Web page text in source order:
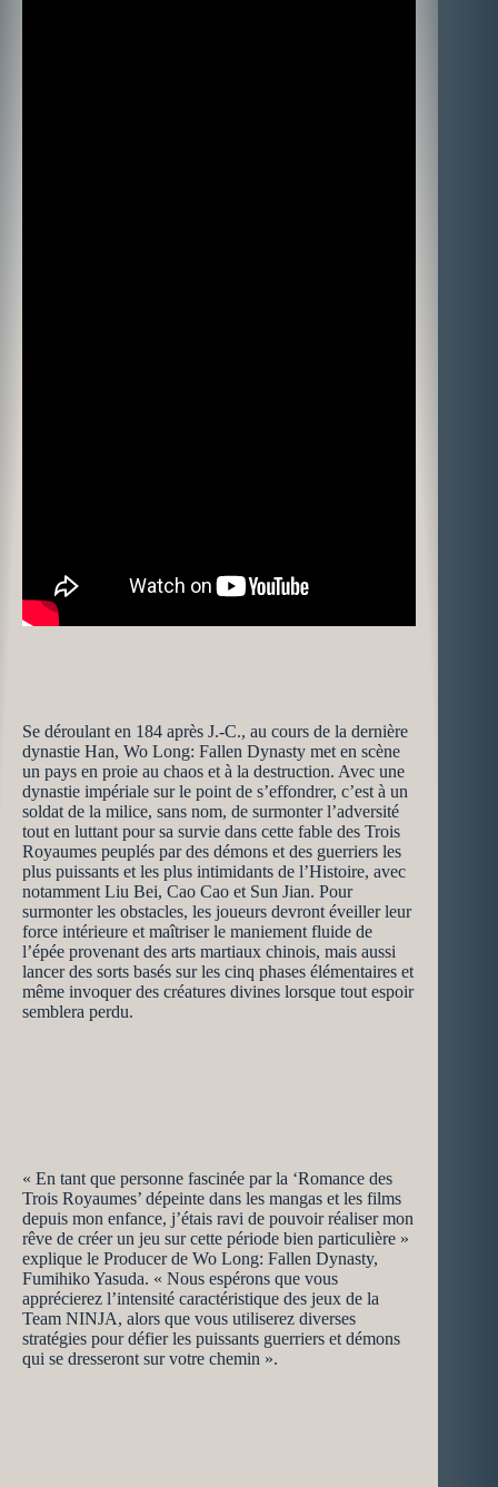
Se déroulant en 184 après J.-C., au cours de la dernière
dynastie Han, Wo Long: Fallen Dynasty met en scène
un pays en proie au chaos et à la destruction. Avec une
dynastie impériale sur le point de s’effondrer, c’est à un
soldat de la milice, sans nom, de surmonter l’adversité
tout en luttant pour sa survie dans cette fable des Trois
Royaumes peuplés par des démons et des guerriers les
plus puissants et les plus intimidants de l’Histoire, avec
notamment Liu Bei, Cao Cao et Sun Jian. Pour
surmonter les obstacles, les joueurs devront éveiller leur
force intérieure et maîtriser le maniement fluide de
l’épée provenant des arts martiaux chinois, mais aussi
lancer des sorts basés sur les cinq phases élémentaires et
même invoquer des créatures divines lorsque tout espoir
semblera perdu.
« En tant que personne fascinée par la ‘Romance des
Trois Royaumes’ dépeinte dans les mangas et les films
depuis mon enfance, j’étais ravi de pouvoir réaliser mon
rêve de créer un jeu sur cette période bien particulière »
explique le Producer de Wo Long: Fallen Dynasty,
Fumihiko Yasuda. « Nous espérons que vous
apprécierez l’intensité caractéristique des jeux de la
Team NINJA, alors que vous utiliserez diverses
stratégies pour défier les puissants guerriers et démons
qui se dresseront sur votre chemin ».